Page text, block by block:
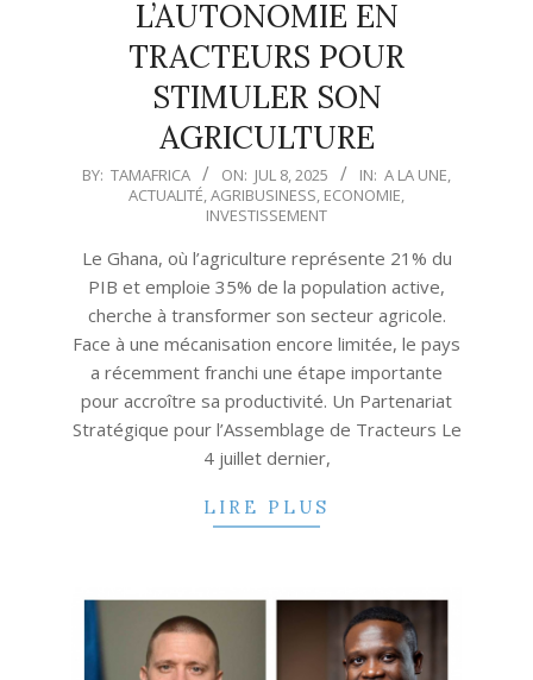
L’AUTONOMIE EN
TRACTEURS POUR
STIMULER SON
AGRICULTURE
2025-
BY: TAMAFRICA ON: JUL 8, 2025 IN: A LA UNE,
ACTUALITÉ,AGRIBUSINESS, ECONOMIE,
INVESTISSEMENT
Le Ghana, où l’agriculture représente 21% du
PIB et emploie 35% de la population active,
cherche à transformer son secteur agricole.
Face à une mécanisation encore limitée, le pays
a récemment franchi une étape importante
pour accroître sa productivité. Un Partenariat
Stratégique pour l’Assemblage de Tracteurs Le
4 juillet dernier,
LIRE PLUS